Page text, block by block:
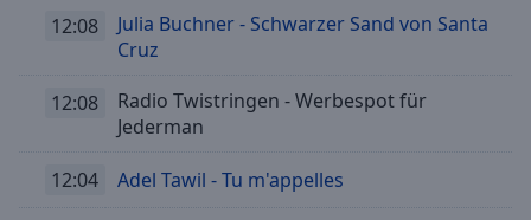
12:08
Julia Buchner - Schwarzer Sand von Santa
Cruz
12:08
Radio Twistringen - Werbespot für
Jederman
12:04 Adel Tawil - Tu m'appelles